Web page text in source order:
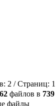
2 / Страниц: 1
файлов в 739
файлы